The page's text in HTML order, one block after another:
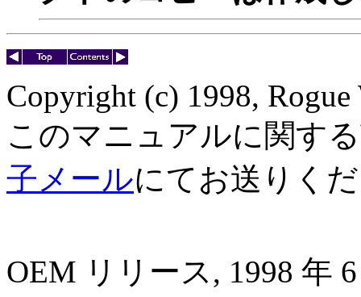
Copyright (c) 1998, Rogue
このマニュアルに関す
子メールにてお送りく
OEM リリース, 1998 年